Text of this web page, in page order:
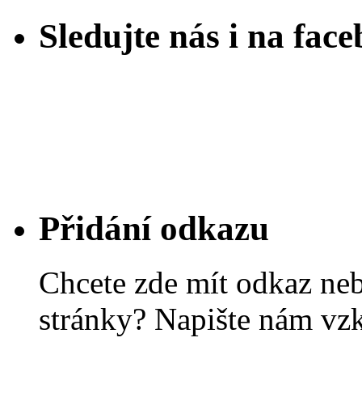
Sledujte nás i na
Přidání odkazu
Chcete zde mít odkaz
stránky? Napište nám